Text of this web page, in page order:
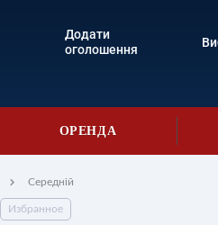
Додати
оголошення
ОРЕНДА
Середній
Избранное